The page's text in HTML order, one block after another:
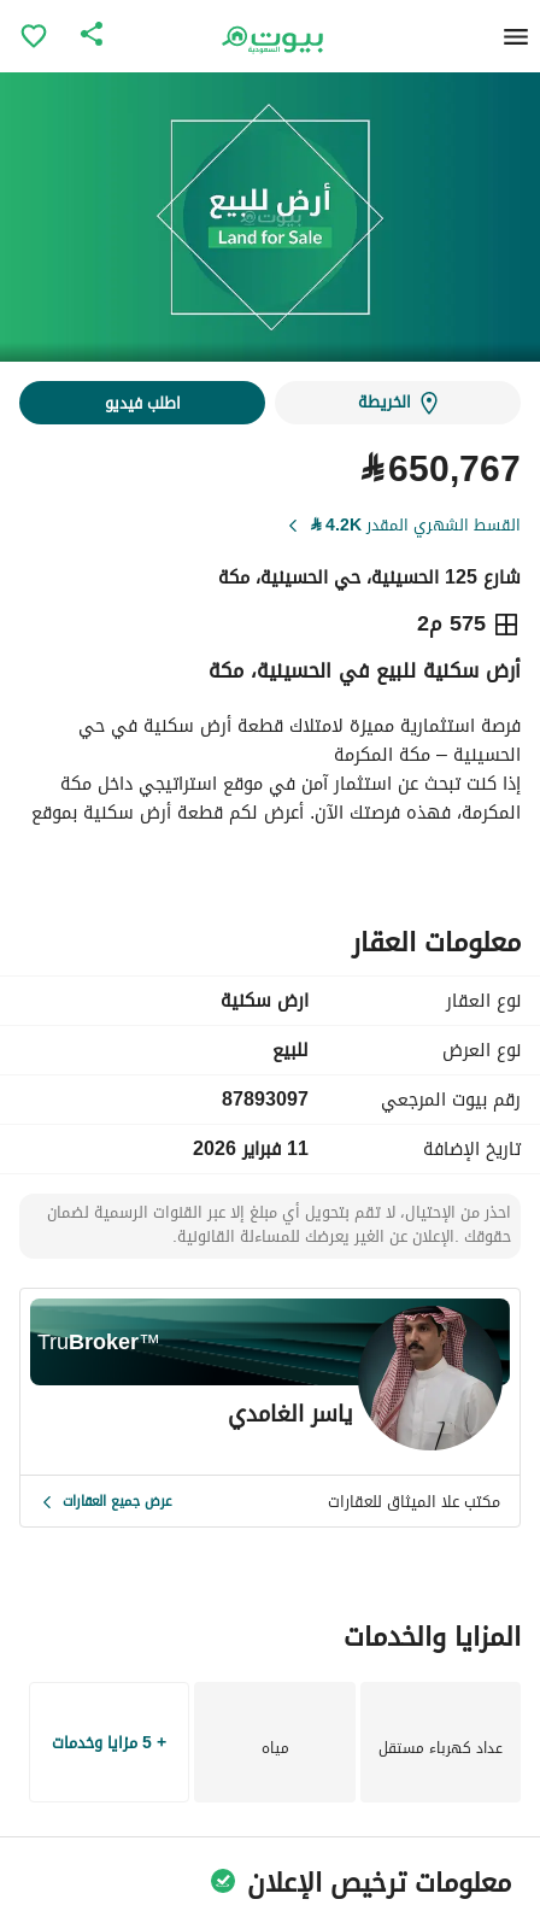
الخريطة اطلب فيديو
⃁650,767
القسط الشهري المقدر4.2K
⃁
شارع 125 الحسينية، حي الحسينية، مكة
575 م2
⃁
650,767
التفاصيل معلومات ترخيص الإعلان
أرض سكنية للبيع في الحسينية، مكة
الحسينية – مكة المكرمة
الموقع: الحسينية – مكة المكرمة
المساحة: 575.9 متر مربع
السعر: 650,767 ريال سعودي
الخدمات: الكهرباء والمياه متوفرة
الغرض: للبيع الفوري
في مكة.
في مدينة مقدسة ذات طلب مستمر، فهذه الأرض تمثل خيارًا ذكيًا.
معلومات العقار
نوع العقار
ارض سكنية
نوع العرض
للبيع
رقم بيوت المرجعي
87893097
تاريخ الإضافة
11 فبراير 2026
احذر من الإحتيال، لا تقم بتحويل أي مبلغ إلا عبر القنوات الرسمية لضمان
حقوقك .الإعلان عن الغير يعرضك للمساءلة القانونية.
TruBroker™
ياسر الغامدي
مكتب علا الميثاق للعقارات عرض جميع العقارات
المزايا والخدمات
عداد كهرباء مستقل مياه + 5 مزايا وخدمات
معلومات ترخيص الإعلان